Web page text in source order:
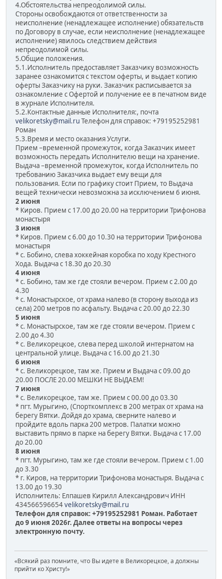
4.Обстоятельства непреодолимой силы.
Стороны освобождаются от ответственности за
неисполнение (ненадлежащее исполнение) обязательств
по Договору в случае, если неисполнение (ненадлежащее
исполнение) явилось следствием действия
непреодолимой силы.
5.Общие положения.
5.1.Исполнитель предоставляет Заказчику возможность
заранее ознакомится с текстом оферты, и выдает копию
оферты Заказчику на руки. Заказчик расписывается за
ознакомление с Офертой и получение ее в печатном виде
в журнале Исполнителя.
5.2.Контактные данные Исполнителя:, почта
velikoretsky@mail.ru Телефон для справок: +79195252981
Роман
5.3.Время и место оказания Услуги.
Прием –временной промежуток, когда Заказчик имеет
возможность передать Исполнителю вещи на хранение.
Выдача –временной промежуток, когда Исполнитель по
требованию Заказчика выдает ему вещи для
пользования. Если по графику стоит Прием, то Выдача
вещей технически невозможна за исключением 6 июня.
2 июня
* Киров. Прием с 17.00 до 20.00 на территории Трифонова
монастыря
3 июня
* Киров. Прием с 6.00 до 10.30 на территории Трифонова
монастыря
* с. Бобино, слева хоккейная коробка по ходу Крестного
Хода. Выдача с 18.30 до 20.30
4 июня
* с. Бобино, там же где стояли вечером. Прием с 2.00 до
4.30
* с. Монастырское, от храма налево (в сторону выхода из
села) 200 метров по асфальту. Выдача с 20.00 до 22.30
5 июня
* с. Монастырское, там же где стояли вечером. Прием с
2.00 до 4.30
* с. Великорецкое, слева перед школой интернатом на
центральной улице. Выдача с 16.00 до 21.30
6 июня
* с. Великорецкое, там же. Прием и Выдача с 09.00 до
20.00 ПОСЛЕ 20.00 МЕШКИ НЕ ВЫДАЕМ!
7 июня
* с. Великорецкое, там же. Прием с 00.00 до 03.30
* пгт. Мурыгино, (Спорткомплекс в 200 метрах от храма на
берегу Вятки. Дойдя до храма, сверните налево и
пройдите вдоль парка 200 метров. Палатки можно
выставить прямо в парке на берегу Вятки. Выдача с 17.00
до 20.00
8 июня
* пгт. Мурыгино, там же где стояли вечером. Прием с 1.00
до 3.30
* г. Киров, на территории Трифонова монастыря. Выдача с
13.00 до 19.30
Исполнитель: Елпашев Кирилл Александрович ИНН
434566596654velikoretsky@mail.ru
Телефон для справок: +79195252981 Роман. Работает
до 9 июня 2026г. Далее ответы на вопросы через
электронную почту.
«Всякий раз помните, что Вы идете в Великорецкое, а должны
прийти ко Христу!»